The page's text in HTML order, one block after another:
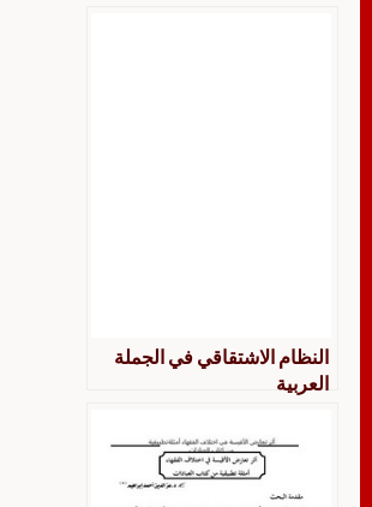
النظام الاشتقاقي في الجملة
العربية